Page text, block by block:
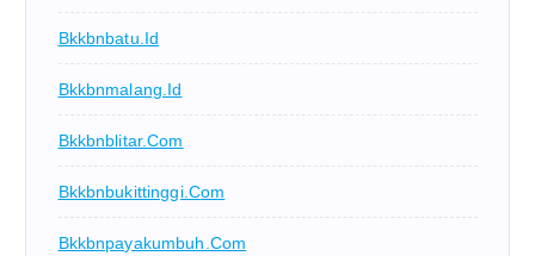
Bkkbnbatu.id
Bkkbnmalang.id
Bkkbnblitar.com
Bkkbnbukittinggi.com
Bkkbnpayakumbuh.com